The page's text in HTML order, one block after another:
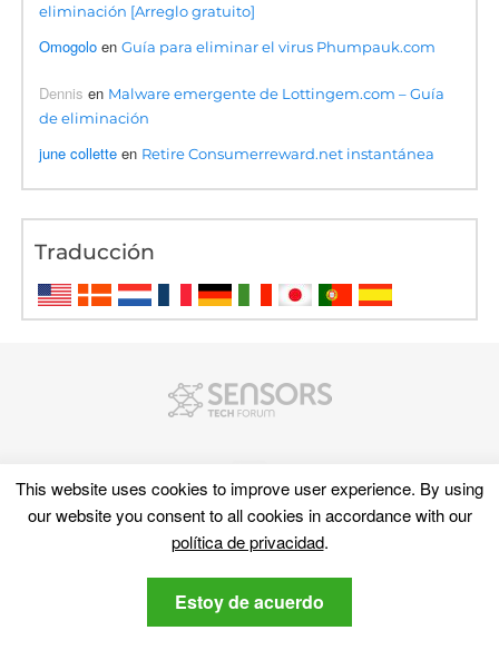
eliminación [Arreglo gratuito]
Omogolo enGuía para eliminar el virus Phumpauk.com
Dennis en Malware emergente de Lottingem.com – Guía
de eliminación
june collette en Retire Consumerreward.net instantánea
Traducción
This website uses cookies to improve user experience. By using
our website you consent to all cookies in accordance with our
política de privacidad.
Estoy de acuerdo